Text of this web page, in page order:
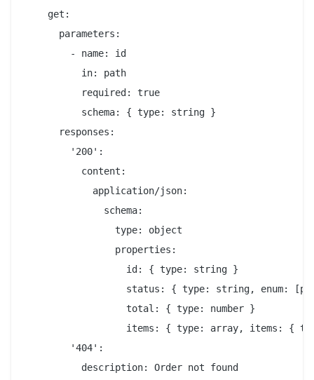
    get:
      parameters:
        - name: id
          in: path
          required: true
          schema: { type: string }
      responses:
        '200':
          content:
            application/json:
              schema:
                type: object
                properties:
                  id: { type: string }
status: { type: string, enum:
                  total: { type: number }
items: { type: array, items: {
        '404':